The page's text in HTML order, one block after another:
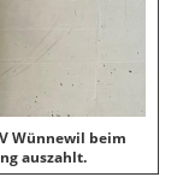
Wünnewil beim
auszahlt.